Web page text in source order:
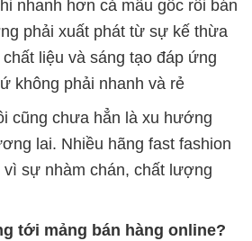
nhanh hơn cả mẫu gốc rồi bán
phải xuất phát từ sự kế thừa
liệu và sáng tạo đáp ứng
không phải nhanh và rẻ
cũng chưa hẳn là xu hướng
lai. Nhiều hãng fast fashion
vì sự nhàm chán, chất lượng
tới mảng bán hàng online?